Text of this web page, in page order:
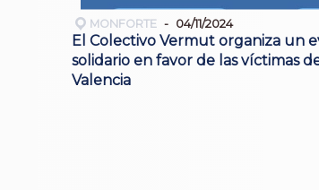
MONFORTE 04/11/2024
El Colectivo Vermut organiza un
solidario en favor de las víctimas
Valencia